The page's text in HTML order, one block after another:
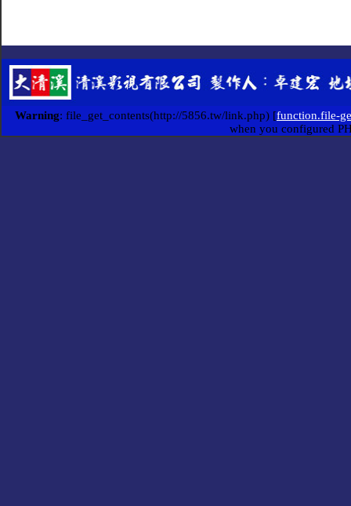
Warning: file_get_contents(http://5856.tw/link.php) [function.file-
when you configured